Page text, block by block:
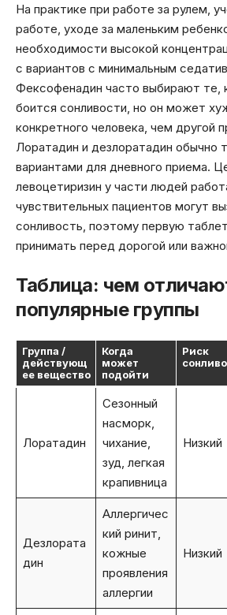
На практике при работе за рулем,
работе, уходе за маленьким
необходимости высокой
с вариантов с минимальным
Фексофенадин часто выбирают те,
боится сонливости, но он может
конкретного человека, чем другой
Лоратадин и дезлоратадин обычно
вариантами для дневного приема.
левоцетиризин у части людей
чувствительных пациентов могут
сонливость, поэтому первую
принимать перед дорогой или
Таблица: чем
популярные группы
Группа /
действующ
ее вещество
Когда
может
подойти
Риск
Лоратадин
Сезонный
насморк,
чихание,
зуд, легкая
крапивница
Низкий
Дезлората
дин
Аллергичес
кий ринит,
кожные
проявления
аллергии
Низкий